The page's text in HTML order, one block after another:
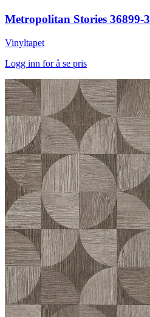
Metropolitan Stories 36899-3
Vinyltapet
Logg inn for å se pris